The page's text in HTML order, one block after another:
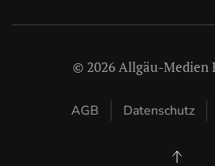
© 2026Allgäu-Medien
AGB Datenschutz